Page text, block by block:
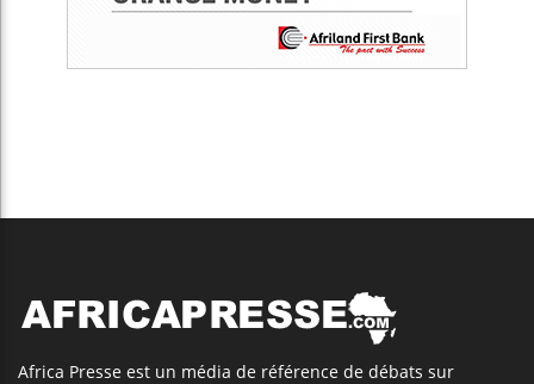
Africa Presse est un média de référence de débats sur